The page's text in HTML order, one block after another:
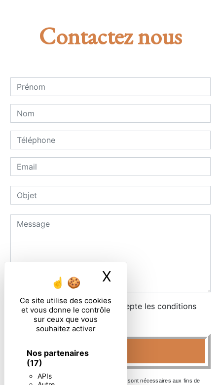
Ce site utilise des cookies
et vous donne le contrôle
sur ceux que vous
souhaitez activer
Nos partenaires
(17)
APIs
X
Contactez nous
En cochant cette case, j'accepte les conditions
particulières ci-dessous **
** Les données personnelles communiquées sont nécessaires aux fins de